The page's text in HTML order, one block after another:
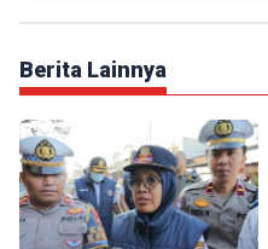
Berita Lainnya